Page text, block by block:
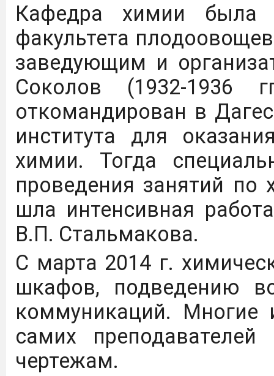
Кафедра химии была
факультета
заведующим и
Соколов (1932-1936
откомандирован в
института для
химии. Тогда
проведения занятий по
шла интенсивная
В.П. Стальмакова.
С марта 2014 г.
шкафов, подведению
коммуникаций. Многие
самих
чертежам.